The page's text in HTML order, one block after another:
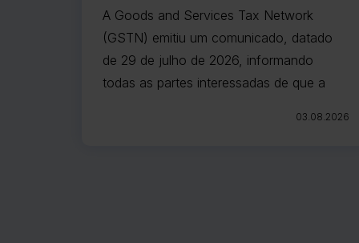
agosto de 2026
A Goods and Services Tax Network
(GSTN) emitiu um comunicado, datado
de 29 de julho de 2026, informando
todas as partes interessadas de que a
03.08.2026